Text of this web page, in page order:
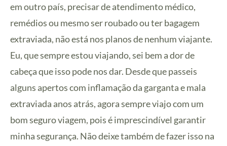
em outro país, precisar de atendimento médico,
remédios ou mesmo ser roubado ou ter bagagem
extraviada, não está nos planos de nenhum viajante.
Eu, que sempre estou viajando, sei bem a dor de
cabeça que isso pode nos dar. Desde que passeis
alguns apertos com inflamação da garganta e mala
extraviada anos atrás, agora sempre viajo com um
bom seguro viagem, pois é imprescindível garantir
minha segurança. Não deixe também de fazer isso na